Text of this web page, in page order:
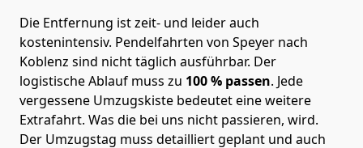
Die Entfernung ist zeit- und leider auch
kostenintensiv. Pendelfahrten von Speyer nach
Koblenz sind nicht täglich ausführbar. Der
logistische Ablauf muss zu 100 % passen. Jede
vergessene Umzugskiste bedeutet eine weitere
Extrafahrt. Was die bei uns nicht passieren, wird.
Der Umzugstag muss detailliert geplant und auch